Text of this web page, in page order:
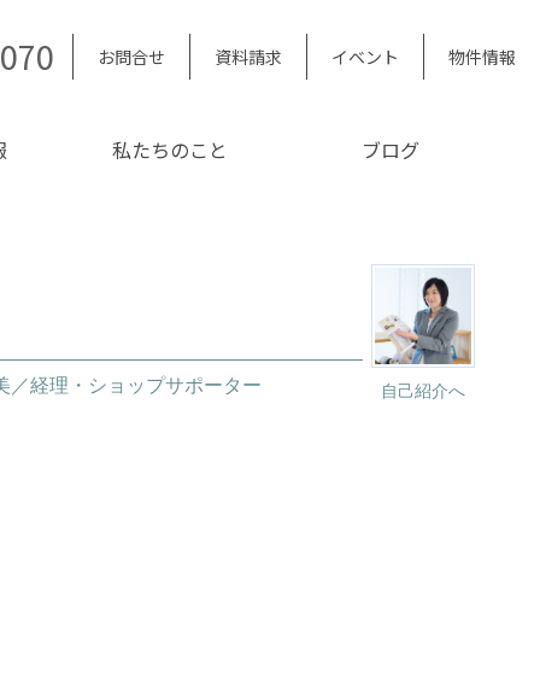
お問合せ 資料請求 イベント 物件情報
私たちのこと ブログ
自己紹介へ
／経理・ショップサポーター